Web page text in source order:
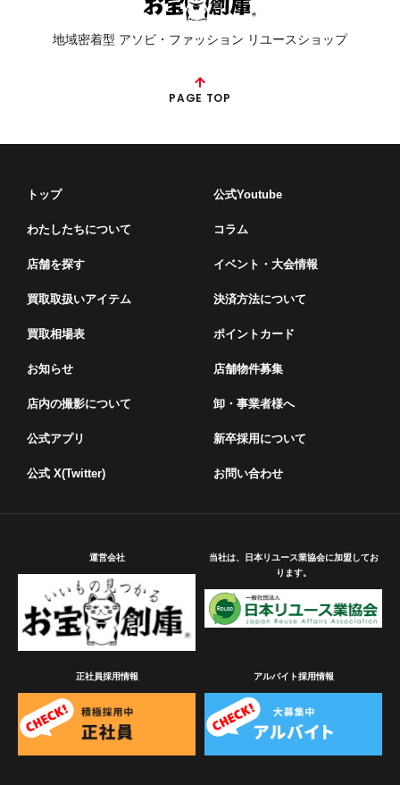
地域密着型 アソビ・ファッション リユースショップ
PAGE TOP
トップ
わたしたちについて
店舗を探す
買取取扱いアイテム
買取相場表
お知らせ
店内の撮影について
公式アプリ
公式 X(Twitter)
公式Youtube
コラム
イベント・⼤会情報
決済方法について
ポイントカード
店舗物件募集
卸・事業者様へ
新卒採用について
お問い合わせ
運営会社
当社は、日本リユース業協会に加盟してお
ります。
正社員採用情報 アルバイト採用情報